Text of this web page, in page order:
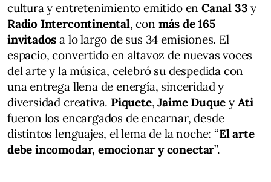
cultura y entretenimiento emitido en Canal 33 y
Radio Intercontinental, con más de 165
invitados a lo largo de sus 34 emisiones. El
espacio, convertido en altavoz de nuevas voces
del arte y la música, celebró su despedida con
una entrega llena de energía, sinceridad y
diversidad creativa. Piquete,Jaime Duque y Ati
fueron los encargados de encarnar, desde
distintos lenguajes, el lema de la noche: “El arte
debe incomodar, emocionar y conectar”.